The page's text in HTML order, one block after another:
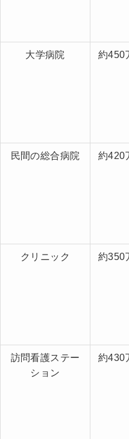
大学病院
約450
民間の総合病院
約420
クリニック
約350
訪問看護ステー
ション
約430